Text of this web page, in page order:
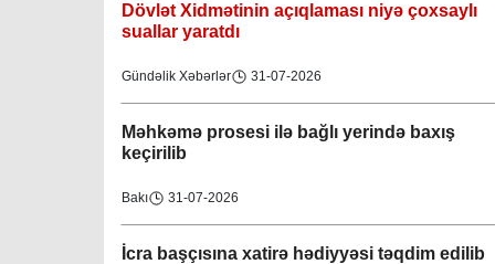
Dövlət Xidmətinin açıqlaması niyə çoxsaylı
suallar yaratdı
Gündəlik Xəbərlər 31-07-2026
Məhkəmə prosesi ilə bağlı yerində baxış
keçirilib
Bakı 31-07-2026
İcra başçısına xatirə hədiyyəsi təqdim edilib